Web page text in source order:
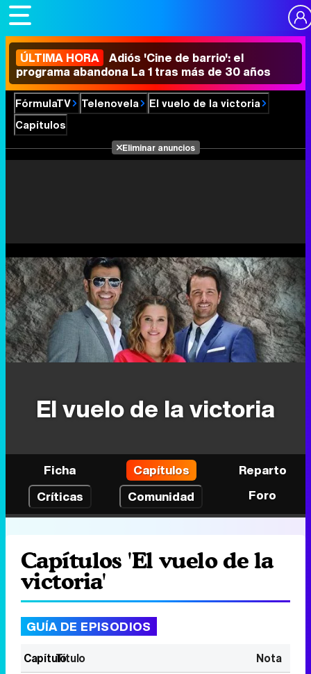
ÚLTIMA HORA Adiós 'Cine de barrio': el
programa abandona La 1 tras más de 30 años
FórmulaTV Telenovela
El vuelo de la victoria
Capítulos
Eliminar anuncios
El vuelo de la victoria
Ficha Capítulos
Reparto
Críticas
Comunidad Foro
Capítulos 'El vuelo de la
victoria'
GUÍA DE EPISODIOS
CapítuloTítulo Nota